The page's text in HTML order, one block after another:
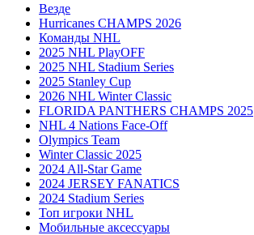
Везде
Hurricanes CHAMPS 2026
Команды NHL
2025 NHL PlayOFF
2025 NHL Stadium Series
2025 Stanley Cup
2026 NHL Winter Classic
FLORIDA PANTHERS CHAMPS 2025
NHL 4 Nations Face-Off
Olympics Team
Winter Classic 2025
2024 All-Star Game
2024 JERSEY FANATICS
2024 Stadium Series
Топ игроки NHL
Мобильные аксессуары